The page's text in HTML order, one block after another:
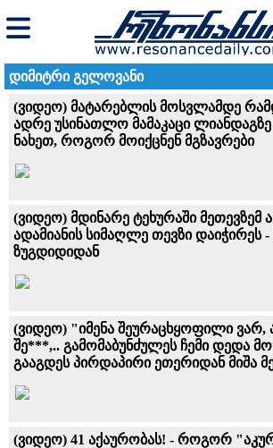
დიმიტრი გელოვანი
(ვიდეო) მატარებლის მოსვლამდე
ადრე უსინათლო მამაკაცი
ნახეთ, როგორ მოიქცნენ მგზავრები
(ვიდეო) მდინარე ტეხურაში მეთევზემ
ადამიანის სიმაღლე თევზი დაიჭირეს
ზუგდიდიდან
(ვიდეო) "იმენა შეურაცხყოფილი ვარ,
შე***,.. გამომაბუნძულეს ჩემი დედა
გააგდეს პირდაპირი ეთერიდან მიშა
(ვიდეო) 41 აქაურობას! - როგორ